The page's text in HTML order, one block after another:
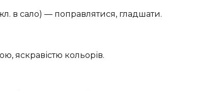
в сало) — поправлятися, гладшати.
яскравістю кольорів.